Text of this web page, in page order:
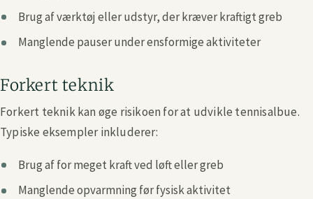
Brug af værktøj eller udstyr, der kræver kraftigt greb
Manglende pauser under ensformige aktiviteter
Forkert teknik
Forkert teknik kan øge risikoen for at udvikle tennisalbue.
Typiske eksempler inkluderer:
Brug af for meget kraft ved løft eller greb
Manglende opvarmning før fysisk aktivitet